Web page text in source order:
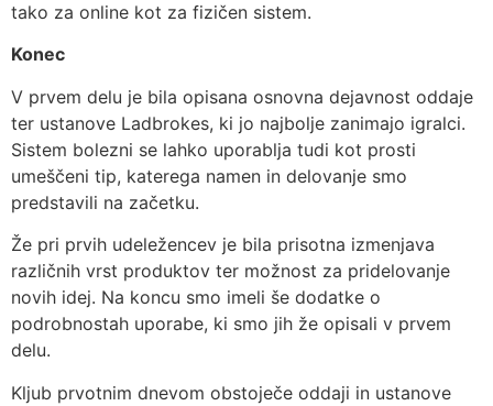
tako za online kot za fizičen sistem.
Konec
V prvem delu je bila opisana osnovna dejavnost oddaje
ter ustanove Ladbrokes, ki jo najbolje zanimajo igralci.
Sistem bolezni se lahko uporablja tudi kot prosti
umeščeni tip, katerega namen in delovanje smo
predstavili na začetku.
Že pri prvih udeležencev je bila prisotna izmenjava
različnih vrst produktov ter možnost za pridelovanje
novih idej. Na koncu smo imeli še dodatke o
podrobnostah uporabe, ki smo jih že opisali v prvem
delu.
Kljub prvotnim dnevom obstoječe oddaji in ustanove